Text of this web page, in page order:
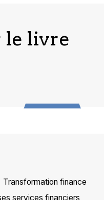
le livre
Transformation finance
services financiers